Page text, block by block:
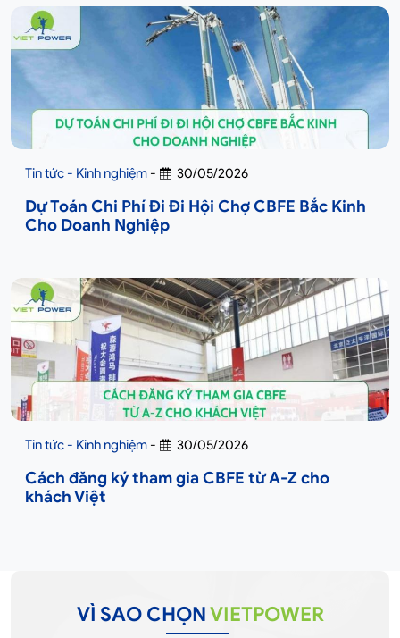
Tin tức - Kinh nghiệm - 30/05/2026
Dự Toán Chi Phí Đi Đi Hội Chợ CBFE Bắc Kinh
Cho Doanh Nghiệp
Tin tức - Kinh nghiệm - 30/05/2026
Cách đăng ký tham gia CBFE từ A-Z cho
khách Việt
VÌ SAO CHỌNVIETPOWER